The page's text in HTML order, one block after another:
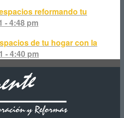
reformando tu
- 4:48 pm
de tu hogar con la
- 4:40 pm